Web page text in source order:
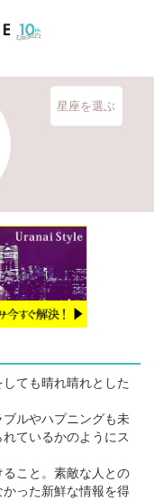
星座を選ぶ
ても晴れ晴れとした
ルやハプニングも未
ているかのようにス
こと。素敵な人との
った新鮮な情報を得